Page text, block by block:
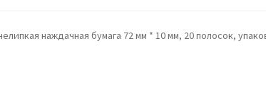
Мой аккаунт Отзывы Оформление заказа
наждачная бумага 72 мм * 10 мм, 20 полосок,